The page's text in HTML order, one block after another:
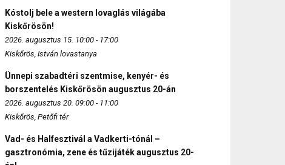
Kóstolj bele a western lovaglás világába
Kiskőrösön!
2026. augusztus 15. 10:00 - 17:00
Kiskőrös, István lovastanya
Ünnepi szabadtéri szentmise, kenyér- és
borszentelés Kiskőrösön augusztus 20-án
2026. augusztus 20. 09:00 - 11:00
Kiskőrös, Petőfi tér
Vad- és Halfesztivál a Vadkerti-tónál –
gasztronómia, zene és tűzijáték augusztus 20-